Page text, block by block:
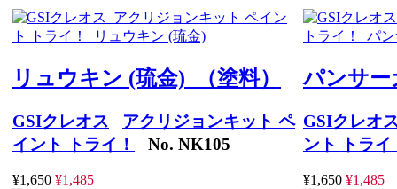
リュウキン (琉金) （塗料）
GSIクレオス
アクリジョンキット ペ
イント トライ！
No. NK105
¥1,650 ¥1,485
パンサ
GSIクレオ
ント トライ
¥1,650 ¥1,485